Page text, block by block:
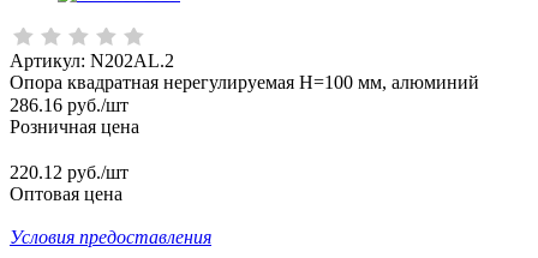
Артикул: N202AL.2
Опора квадратная нерегулируемая Н=100 мм, алюминий
286.16 руб./шт
Розничная цена
220.12 руб./шт
Оптовая цена
Условия предоставления